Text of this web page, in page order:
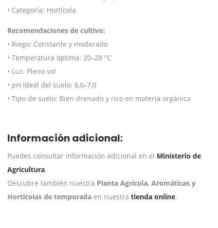
• Categoría: Hortícola
Recomendaciones de cultivo:
• Riego: Constante y moderado
• Temperatura óptima: 20–28 °C
• Luz: Pleno sol
• pH ideal del suelo: 6,0–7,0
• Tipo de suelo: Bien drenado y rico en materia orgánica
Información adicional:
Puedes consultar información adicional en el Ministerio de
Agricultura.
Descubre también nuestra Planta Agrícola, Aromáticas y
Hortícolas de temporada en nuestra tienda online.